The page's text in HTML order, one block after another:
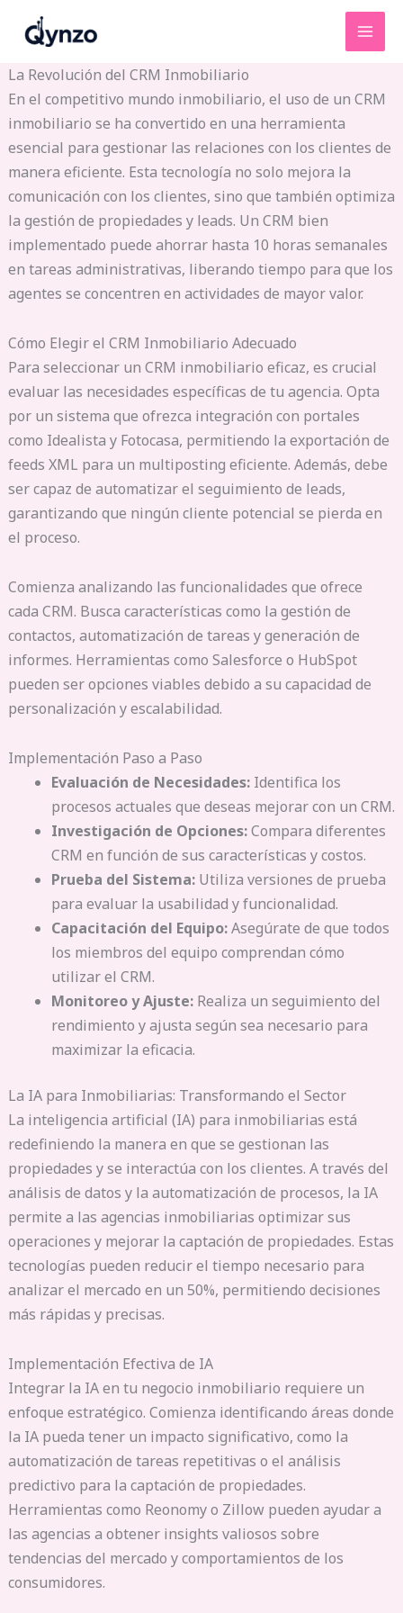
La Revolución del CRM Inmobiliario
En el competitivo mundo inmobiliario, el uso de un CRM
inmobiliario se ha convertido en una herramienta
esencial para gestionar las relaciones con los clientes de
manera eficiente. Esta tecnología no solo mejora la
comunicación con los clientes, sino que también optimiza
la gestión de propiedades y leads. Un CRM bien
implementado puede ahorrar hasta 10 horas semanales
en tareas administrativas, liberando tiempo para que los
agentes se concentren en actividades de mayor valor.
Cómo Elegir el CRM Inmobiliario Adecuado
Para seleccionar un CRM inmobiliario eficaz, es crucial
evaluar las necesidades específicas de tu agencia. Opta
por un sistema que ofrezca integración con portales
como Idealista y Fotocasa, permitiendo la exportación de
feeds XML para un multiposting eficiente. Además, debe
ser capaz de automatizar el seguimiento de leads,
garantizando que ningún cliente potencial se pierda en
el proceso.
Comienza analizando las funcionalidades que ofrece
cada CRM. Busca características como la gestión de
contactos, automatización de tareas y generación de
informes. Herramientas como Salesforce o HubSpot
pueden ser opciones viables debido a su capacidad de
personalización y escalabilidad.
Implementación Paso a Paso
Evaluación de Necesidades:Identifica los
procesos actuales que deseas mejorar con un CRM.
Investigación de Opciones:Compara diferentes
CRM en función de sus características y costos.
Prueba del Sistema:Utiliza versiones de prueba
para evaluar la usabilidad y funcionalidad.
Capacitación del Equipo:Asegúrate de que todos
los miembros del equipo comprendan cómo
utilizar el CRM.
Monitoreo y Ajuste:Realiza un seguimiento del
rendimiento y ajusta según sea necesario para
maximizar la eficacia.
La IA para Inmobiliarias: Transformando el Sector
La inteligencia artificial (IA) para inmobiliarias está
redefiniendo la manera en que se gestionan las
propiedades y se interactúa con los clientes. A través del
análisis de datos y la automatización de procesos, la IA
permite a las agencias inmobiliarias optimizar sus
operaciones y mejorar la captación de propiedades. Estas
tecnologías pueden reducir el tiempo necesario para
analizar el mercado en un 50%, permitiendo decisiones
más rápidas y precisas.
Implementación Efectiva de IA
Integrar la IA en tu negocio inmobiliario requiere un
enfoque estratégico. Comienza identificando áreas donde
la IA pueda tener un impacto significativo, como la
automatización de tareas repetitivas o el análisis
predictivo para la captación de propiedades.
Herramientas como Reonomy o Zillow pueden ayudar a
las agencias a obtener insights valiosos sobre
tendencias del mercado y comportamientos de los
consumidores.